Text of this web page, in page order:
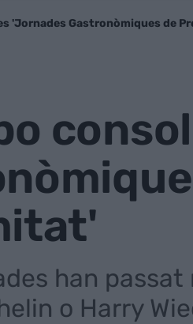
'Jornades Gastronòmiques de
han
o Harry